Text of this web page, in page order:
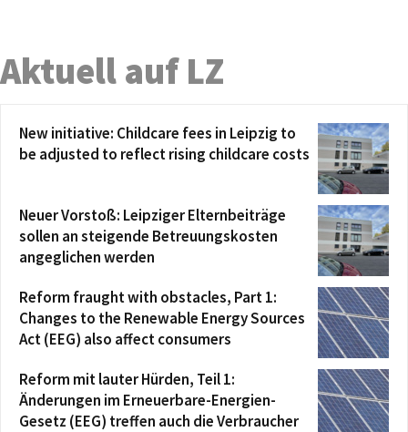
Aktuell auf LZ
New initiative: Childcare fees in Leipzig to
be adjusted to reflect rising childcare costs
Neuer Vorstoß: Leipziger Elternbeiträge
sollen an steigende Betreuungskosten
angeglichen werden
Reform fraught with obstacles, Part 1:
Changes to the Renewable Energy Sources
Act (EEG) also affect consumers
Reform mit lauter Hürden, Teil 1:
Änderungen im Erneuerbare-Energien-
Gesetz (EEG) treffen auch die Verbraucher